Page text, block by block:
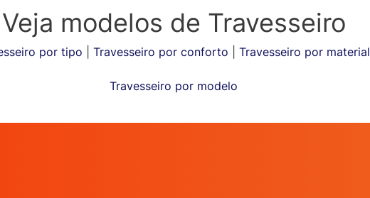
Veja modelos de Travesseiro
por tipo Travesseiro por conforto Travesseiro por material
Travesseiro por modelo